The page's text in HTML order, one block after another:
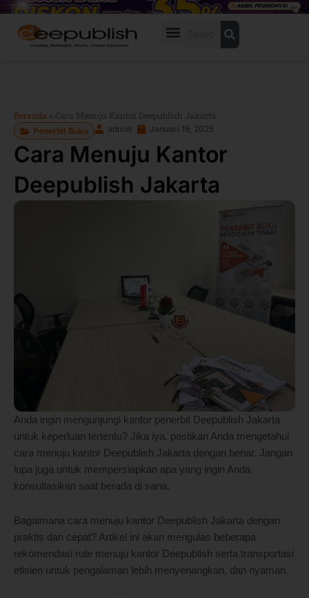
Lewati
konten
Beranda » Cara Menuju Kantor Deepublish Jakarta
Penerbit Buku admin Januari 19, 2025
Cara Menuju Kantor
Deepublish Jakarta
Anda ingin mengunjungi kantor penerbit Deepublish Jakarta
untuk keperluan tertentu? Jika iya, pastikan Anda mengetahui
cara menuju kantor Deepublish Jakarta dengan benar. Jangan
lupa juga untuk mempersiapkan apa yang ingin Anda
konsultasikan saat berada di sana.
Bagaimana cara menuju kantor Deepublish Jakarta dengan
praktis dan cepat? Artikel ini akan mengulas beberapa
rekomendasi rute menuju kantor Deepublish serta transportasi
efisien untuk pengalaman lebih menyenangkan, dan nyaman.